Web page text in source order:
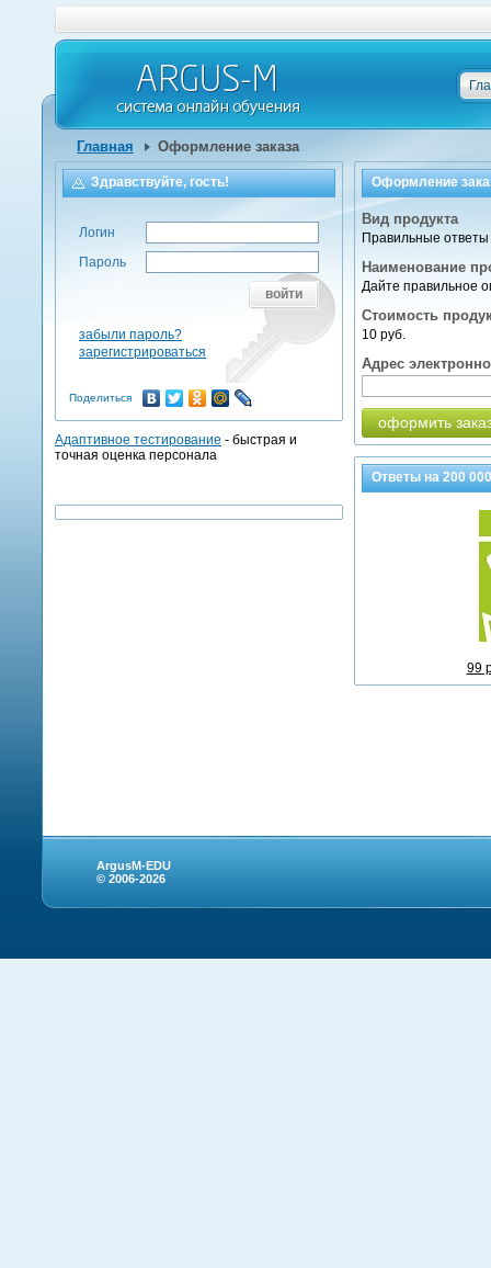
Главная Оформление заказа
Оформление
Вид продукта
Правильные ответы
Наименование
Дайте правильное
Стоимость
10 руб.
Адрес
оформить
Ответы на200 000
99
Здравствуйте, гость!
Логин
Пароль
войти
забыли пароль?
зарегистрироваться
Поделиться
Адаптивное тестирование - быстрая и
точная оценка персонала
ArgusM-EDU
© 2006-2026